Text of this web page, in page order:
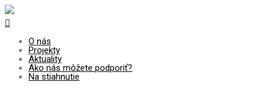
O nás
Projekty
Aktuality
Ako nás môžete podporiť?
Na stiahnutie